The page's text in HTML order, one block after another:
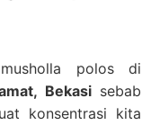
polos di
Bekasisebab
konsentrasi kita